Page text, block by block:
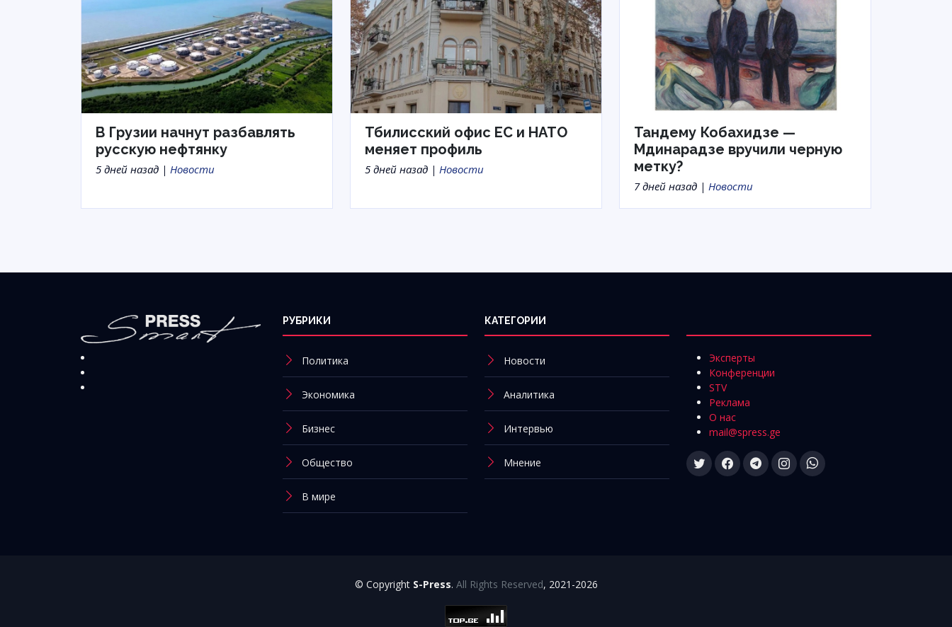
В Грузии начнут разбавлять
русскую нефтянку
5 дней назад | Новости
Тбилисский офис ЕС и НАТО
меняет профиль
5 дней назад | Новости
Тандему Кобахидзе —
Мдинарадзе вручили черную
метку?
7 дней назад | Новости
РУБРИКИ
Политика
Экономика
Бизнес
Общество
В мире
КАТЕГОРИИ
Новости
Аналитика
Интервью
Мнение
Эксперты
Конференции
STV
Реклама
О нас
mail@spress.ge
© Copyright S-Press. All Rights Reserved, 2021-2026